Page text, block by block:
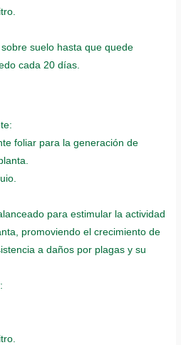
suelo hasta que quede
cada 20 días.
foliar para la generación de
para estimular la actividad
promoviendo el crecimiento de
a daños por plagas y su